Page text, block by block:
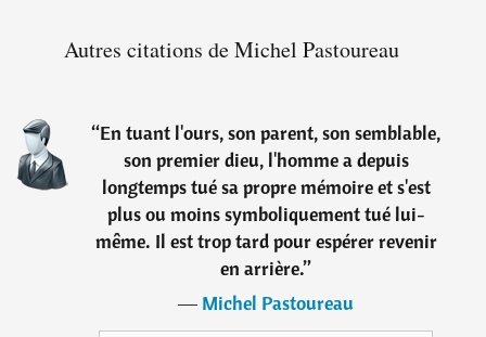
Autres citations de Michel Pastoureau
“En tuant l'ours, son parent, son semblable,
son premier dieu, l'homme a depuis
longtemps tué sa propre mémoire et s'est
plus ou moins symboliquement tué lui-
même. Il est trop tard pour espérer revenir
en arrière.”
―Michel Pastoureau